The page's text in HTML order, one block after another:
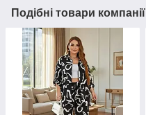
Подібні товари компанії